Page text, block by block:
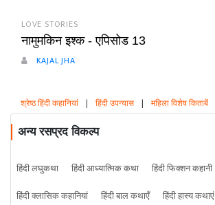
LOVE STORIES
नामुमकिन इश्क - एपिसोड 13
KAJAL JHA
श्रेष्ठ हिंदी कहानियां | हिंदी उपन्यास | महिला विशेष किताबें
अन्य रसप्रद विकल्प
हिंदी लघुकथा हिंदी आध्यात्मिक कथा हिंदी फिक्शन कहानी
हिंदी क्लासिक कहानियां
हिंदी बाल कथाएँ हिंदी हास्य कथाएं